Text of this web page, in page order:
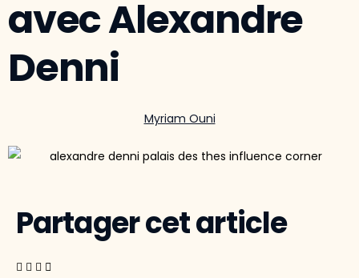
avec Alexandre
Denni
Myriam Ouni
Partager cet article